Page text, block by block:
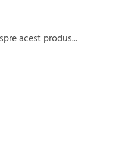
acest produs...